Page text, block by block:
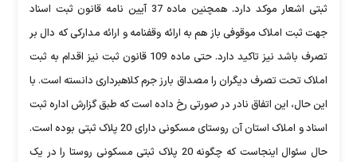
ثبتی اشعار موکد دارد. همچنین ماده 37 آیین نامه قانون ثبت اسناد
جهت ثبت املاک موقوفی باز هم به ارائه وقفنامه و ارائه مدارکی که دال بر
تصرف باشد نیز تاکید دارد. حتی ماده 109 قانون ثبت نیز اقدام به ثبت
املاک تحت تصرف دیگران را مصداق بارز جرم کلاهبرداری دانسته است. با
این حال، این اتفاق نادر در صورتی رخ داده است که طبق گزارش اداره ثبت
اسناد و املاک استان آن روستای مسکونی دارای 20 پلاک ثبتی بوده است.
حال سئوال اینجاست که چگونه 20 پلاک ثبتی مسکونی روستا را در یک